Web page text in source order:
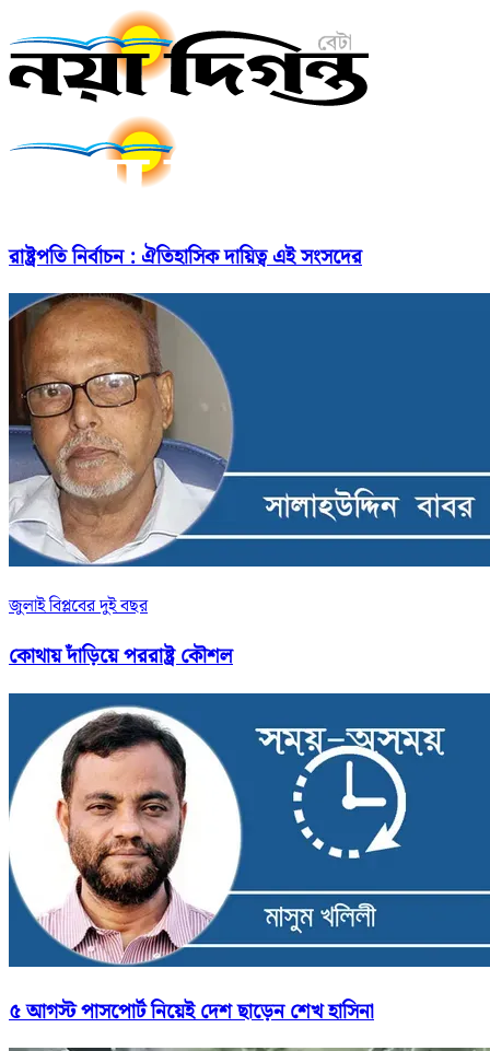
রাষ্ট্রপতি নির্বাচন : ঐতিহাসিক দায়িত্ব এই সংসদের
জুলাই বিপ্লবের দুই বছর
কোথায় দাঁড়িয়ে পররাষ্ট্র কৌশল
৫ আগস্ট পাসপোর্ট নিয়েই দেশ ছাড়েন শেখ হাসিনা